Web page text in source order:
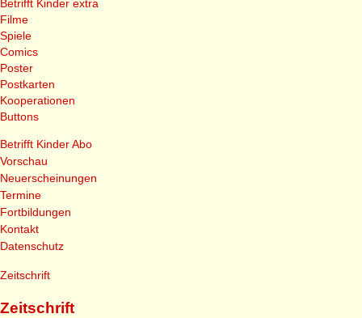
Betrifft Kinder extra
Filme
Spiele
Comics
Poster
Postkarten
Kooperationen
Buttons
Betrifft Kinder Abo
Vorschau
Neuerscheinungen
Termine
Fortbildungen
Kontakt
Datenschutz
Zeitschrift
Zeitschrift